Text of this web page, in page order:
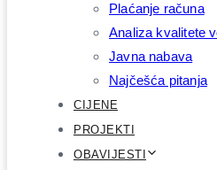
Plaćanje računa
Analiza kvalitete
Javna nabava
Najčešća pitanja
CIJENE
PROJEKTI
OBAVIJESTI